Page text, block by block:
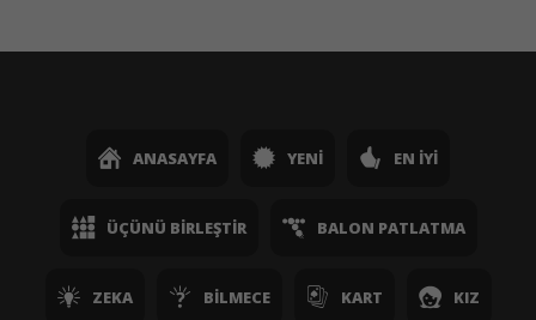
ANASAYFA YENI EN İYI
ÜÇÜNÜ BIRLEŞTIR BALON PATLATMA
ZEKA BILMECE KART KIZ